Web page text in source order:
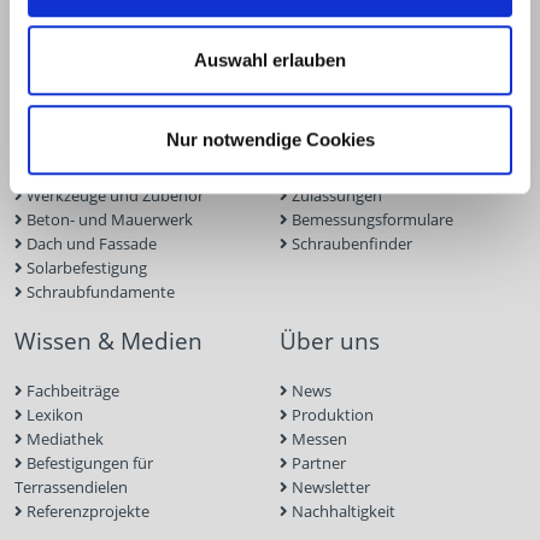
Auswahl erlauben
Nur notwendige Cookies
Produkte
Terrassen- und Gartenbau
Ingenieurholzbau
Trockenbau
Werkzeuge und Zubehör
Beton- und Mauerwerk
Dach und Fassade
Solarbefestigung
Schraubfundamente
Service
Terrassenplaner
ECS-Software
Solarplaner
BIM-Portal
Zulassungen
Bemessungsformulare
Schraubenfinder
Wissen & Medien
Fachbeiträge
Lexikon
Mediathek
Befestigungen für
Terrassendielen
Referenzprojekte
Über uns
News
Produktion
Messen
Partner
Newsletter
Nachhaltigkeit